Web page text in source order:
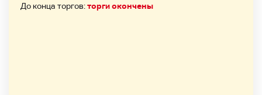
До конца торгов:торги окончены